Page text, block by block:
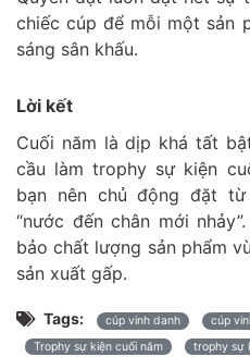
chiếc cúp để mỗi một sản
sáng sân khấu.
Lời kết
Cuối năm là dịp khá tất
cầu làm trophy sự kiện
bạn nên chủ động đặt
“nước đến chân mới
bảo chất lượng sản phẩm
sản xuất gấp.
Tags: cúp vinh danh
cúp
Trophy sự kiện cuối năm
trophy sự